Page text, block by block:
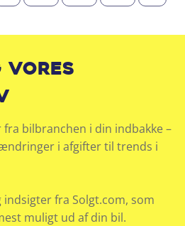
vores
fra bilbranchen i din indbakke –
i afgifter til trends i
indsigter fra Solgt.com, som
muligt ud af din bil.